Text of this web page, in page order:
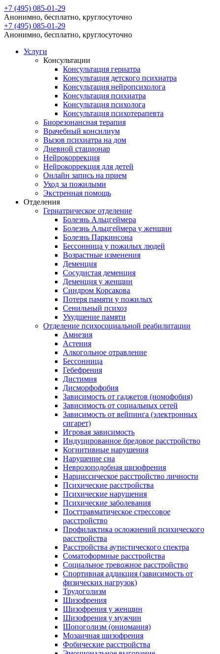
+7 (495) 085-01-29
Анонимно, бесплатно, круглосуточно
+7 (495) 085-01-29
Анонимно, бесплатно, круглосуточно
Услуги
Консультации
Консультация гериатра
Консультация детского психиатра
Консультация нейропсихолога
Консультация психиатра
Консультация психолога
Консультация психотерапевта
Биорезонансная терапия
Врачебный консилиум
Вызов психиатра на дом
Дневной стационар
Нейрокоррекция
Нейрокоррекция для детей
Онлайн запись на прием
Уход за пожилыми
Экстренная помощь
Отделения
Гериатрическое отделение
Болезнь Альцгеймера
Болезнь Альцгеймера у женщин
Болезнь Паркинсона
Бессонница у пожилых людей
Возрастные изменения
Деменция
Сосудистая деменция
Деменция у женщин
Синдром Корсакова
Потеря памяти у пожилых
Сенильный психоз
Ухудшение памяти
Отделение психосоциальной реабилитации
Амнезия
Астения
Алкогольное отравление
Бессонница
Гебефрения
Дистимия
Дисморфофобия
Зависимость от гаджетов (номофобия)
Зависимость от социальных сетей
Зависимость от вейпинга (электронных
сигарет)
Игровая зависимость
Индуцированное бредовое расстройство
Когнитивные нарушения
Нарушение сна
Неврозоподобная шизофрения
Нарциссическое расстройство личности
Психические расстройства
Психические нарушения
Психические заболевания
Посттравматическое стрессовое
расстройство
Профилактика осложнений психического
расстройства
Расстройства аутистического спектра
Соматоформные расстройства
Социальное тревожное расстройство
Спортивная аддикция (зависимость от
физических нагрузок)
Трудоголизм
Шизофрения
Шизофрения у женщин
Шизофрения у мужчин
Шопоголизм (ониомания)
Мозаичная шизофрения
Фобические расстройства